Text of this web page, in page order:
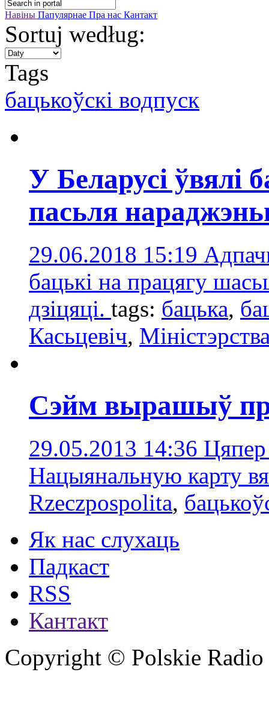
Навіны Папулярнае Пра нас Кантакт
Sortuj według:
Tags
бацькоўскі водпуск
У Беларусі ўвялі
пасьля
29.06.2018 15:19
бацькі на працягу
дзіцяці. tags: бацька,
Касьцевіч,
Сэйм вырашыў
29.05.2013 14:36 Цяпер
Нацыянальную карту
Rzeczpospolita,
Як нас слухаць
Падкаст
RSS
Кантакт
Copyright © Polskie